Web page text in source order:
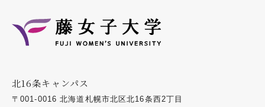
北16条キャンパス
〒001-0016 北海道札幌市北区北16条西2丁目